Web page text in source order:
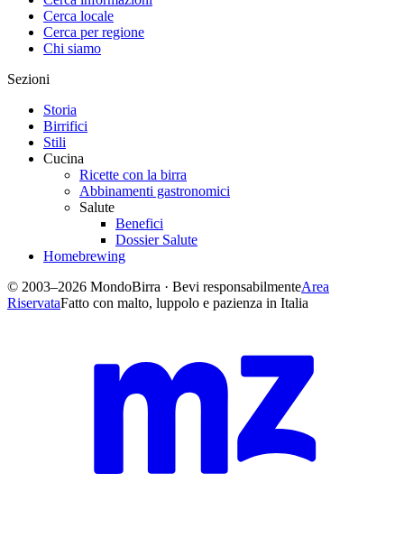
Cerca locale
Cerca per regione
Chi siamo
Sezioni
Storia
Birrifici
Stili
Cucina
Ricette con la birra
Abbinamenti gastronomici
Salute
Benefici
Dossier Salute
Homebrewing
© 2003–2026 MondoBirra · Bevi responsabilmenteArea
RiservataFatto con malto, luppolo e pazienza in Italia